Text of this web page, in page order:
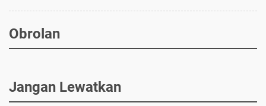
Obrolan
Jangan Lewatkan